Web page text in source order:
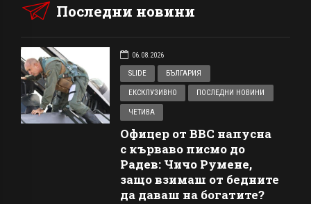
Последни новини
06.08.2026
SLIDE
БЪЛГАРИЯ
ЕКСКЛУЗИВНО ПОСЛЕДНИ НОВИНИ
ЧЕТИВА
Офицер от ВВС напусна
с кърваво писмо до
Радев: Чичо Румене,
защо взимаш от бедните
да даваш на богатите?